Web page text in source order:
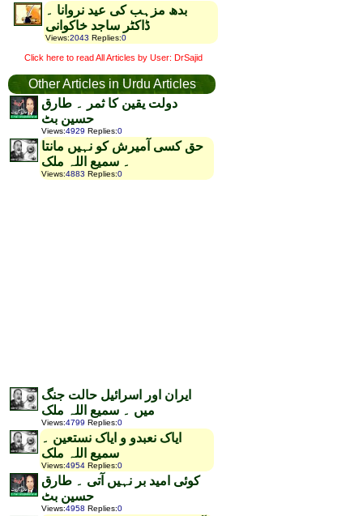
بدھ مزہب کی عید نروانا ۔
ڈاکٹر ساجد خاکوانی
Views:2043 Replies:0
Click here to read All Articles by User: DrSajid
Other Articles in Urdu Articles
دولت یقین کا ثمر ۔ طارق
حسین بٹ
Views:4929 Replies:0
حق کسی آمیرش کو نہیں مانتا
۔ سمیع اللہ ملک
Views:4883 Replies:0
ایران اور اسرائیل حالت جنگ
میں ۔ سمیع اللہ ملک
Views:4799 Replies:0
ایاک نعبدو و ایاک نستعین ۔
سمیع اللہ ملک
Views:4954 Replies:0
کوئی امید بر نہیں آتی ۔ طارق
حسین بٹ
Views:4958 Replies:0